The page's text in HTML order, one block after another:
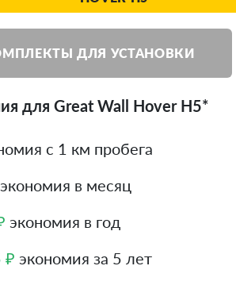
ДЛЯ УСТАНОВКИ
для Great Wall Hover H5*
с 1 км пробега
экономия в месяц
экономия в год
₽ экономия за 5 лет